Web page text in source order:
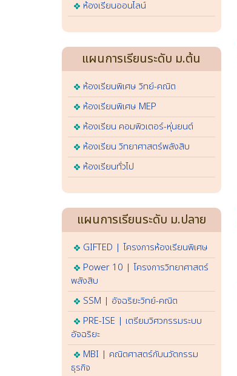
ห้องเรียนออนไลน์
แผนการเรียนระดับ ม.ต้น
ห้องเรียนพิเศษ วิทย์-คณิต
ห้องเรียนพิเศษ MEP
ห้องเรียน คอมพิวเตอร์-หุ่นยนต์
ห้องเรียน วิทยาศาสตร์พลังสิบ
ห้องเรียนทั่วไป
แผนการเรียนระดับ ม.ปลาย
GIFTED | โครงการห้องเรียนพิเศษ
Power 10 | โครงการวิทยาศาสตร์
พลังสิบ
SSM | อัจฉริยะวิทย์-คณิต
PRE-ISE | เตรียมวิศวกรรมระบบ
อัจฉริยะ
MBI | คณิตศาสตร์กับนวัตกรรม
ธุรกิจ